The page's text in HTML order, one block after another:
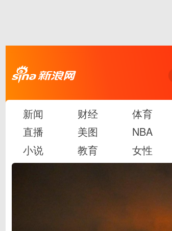
新闻 财经 体育
直播
美图 NBA
小说
教育 女性